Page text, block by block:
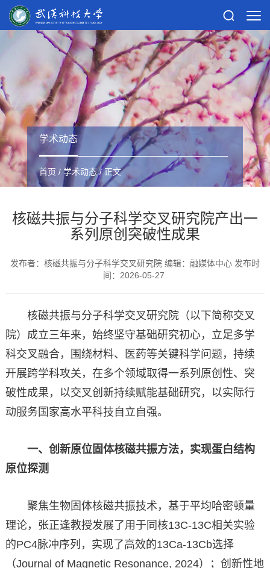
学术动态
首页 / 学术动态/ 正文
核磁共振与分子科学交叉研究院产出一
系列原创突破性成果
发布者：核磁共振与分子科学交叉研究院 编辑：融媒体中心 发布时
间：2026-05-27
核磁共振与分子科学交叉研究院（以下简称交叉
院）成立三年来，始终坚守基础研究初心，立足多学
科交叉融合，围绕材料、医药等关键科学问题，持续
开展跨学科攻关，在多个领域取得一系列原创性、突
破性成果，以交叉创新持续赋能基础研究，以实际行
动服务国家高水平科技自立自强。
一、创新原位固体核磁共振方法，实现蛋白结构
原位探测
聚焦生物固体核磁共振技术，基于平均哈密顿量
理论，张正逢教授发展了用于同核13C-13C相关实验
的PC4脉冲序列，实现了高效的13Ca-13Cb选择
（Journal of Magnetic Resonance, 2024）；创新性地